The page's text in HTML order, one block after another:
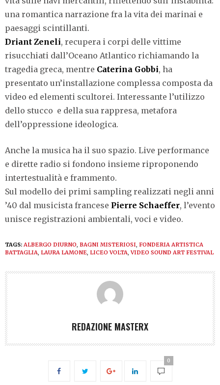
una romantica narrazione fra la vita dei marinai e
paesaggi scintillanti.
Driant Zeneli, recupera i corpi delle vittime
risucchiati dall’Oceano Atlantico richiamando la
tragedia greca, mentre Caterina Gobbi, ha
presentato un’installazione complessa composta da
video ed elementi scultorei. Interessante l’utilizzo
dello stucco e della sua rappresa, metafora
dell’oppressione ideologica.
Anche la musica ha il suo spazio. Live performance
e dirette radio si fondono insieme riproponendo
intertestualità e frammento.
Sul modello dei primi sampling realizzati negli anni
’40 dal musicista francese Pierre Schaeffer, l’evento
unisce registrazioni ambientali, voci e video.
TAGS: ALBERGO DIURNO, BAGNI MISTERIOSI, FONDERIA ARTISTICA
BATTAGLIA, LAURA LAMONE, LICEO VOLTA,VIDEO SOUND ART FESTIVAL
REDAZIONE MASTERX
0